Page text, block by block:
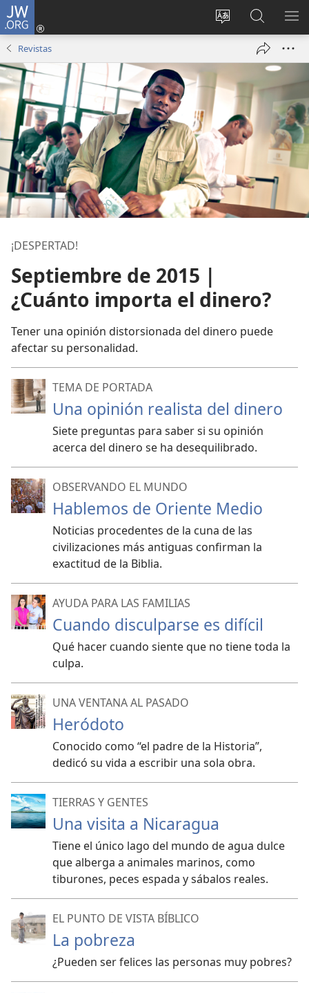
JW.ORG
Cambiar
del sitio
Iniciar
sesión
nueva
ventana)
en
jw.org
Revistas
¡DESPERTAD!
Septiembre de 2015 |
¿Cuánto importa el dinero?
Tener una opinión distorsionada del dinero puede
afectar su personalidad.
TEMA DE PORTADA
Una opinión realista del dinero
Siete preguntas para saber si su opinión
acerca del dinero se ha desequilibrado.
OBSERVANDO EL MUNDO
Hablemos de Oriente Medio
Noticias procedentes de la cuna de las
civilizaciones más antiguas confirman la
exactitud de la Biblia.
AYUDA PARA LAS FAMILIAS
Cuando disculparse es difícil
Qué hacer cuando siente que no tiene toda la
culpa.
UNA VENTANA AL PASADO
Heródoto
Conocido como “el padre de la Historia”,
dedicó su vida a escribir una sola obra.
TIERRAS Y GENTES
Una visita a Nicaragua
Tiene el único lago del mundo de agua dulce
que alberga a animales marinos, como
tiburones, peces espada y sábalos reales.
EL PUNTO DE VISTA BÍBLICO
La pobreza
¿Pueden ser felices las personas muy pobres?